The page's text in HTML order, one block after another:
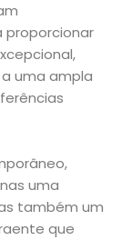
uma ampla
uma
também um
que